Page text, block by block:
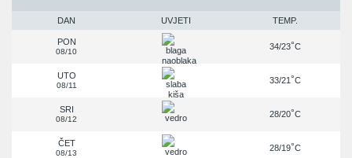
DAN UVJETI TEMP.
PON
08/10
34/23°C
UTO
08/11
33/21°C
SRI
08/12
28/20°C
ČET
08/13
28/19°C